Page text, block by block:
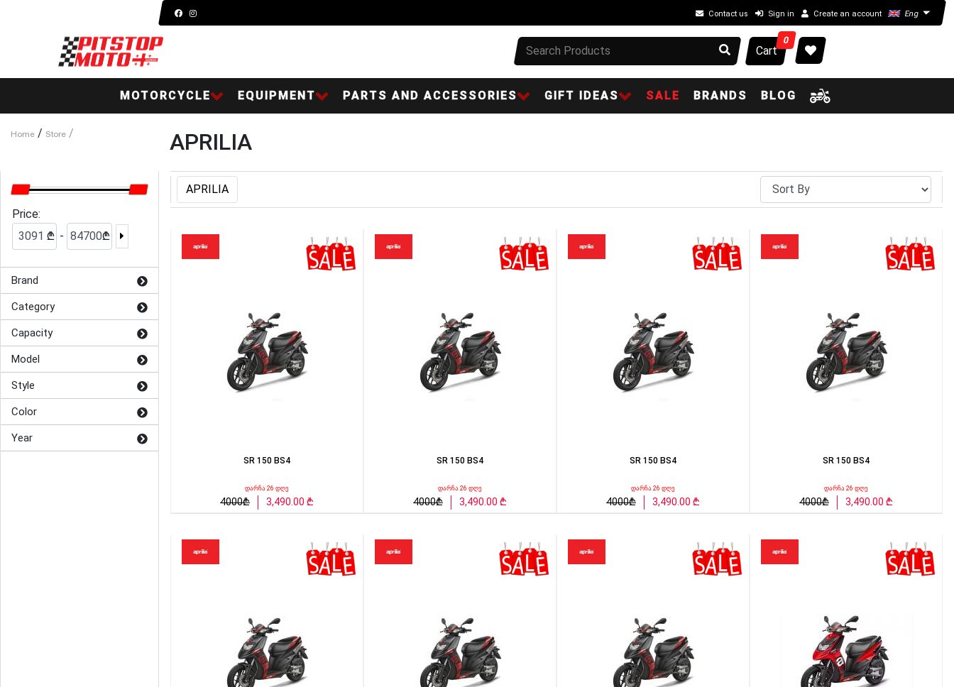
Contact us Sign in Create an account Eng
0
Cart
MOTORCYCLE EQUIPMENT PARTS AND ACCESSORIES GIFT IDEAS SALE BRANDS BLOG
Home / Store / APRILIA
Price:
₾ - ₾
Brand
Category
Capacity
Model
Style
Color
Year
APRILIA
SR 150 BS4
დარჩა 26 დღე
4000₾ 3,490.00 ₾
SR 150 BS4
დარჩა 26 დღე
4000₾ 3,490.00 ₾
SR 150 BS4
დარჩა 26 დღე
4000₾ 3,490.00 ₾
SR 150 BS4
დარჩა 26 დღე
4000₾ 3,490.00 ₾